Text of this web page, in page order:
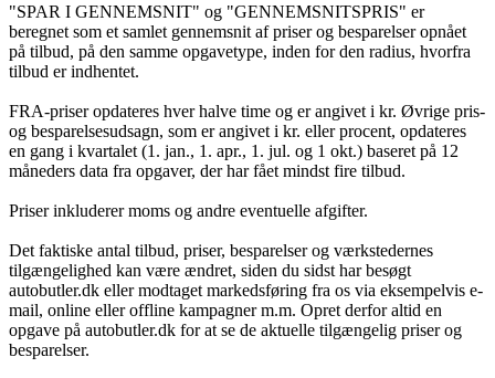
"SPAR I GENNEMSNIT" og "GENNEMSNITSPRIS" er
beregnet som et samlet gennemsnit af priser og besparelser opnået
på tilbud, på den samme opgavetype, inden for den radius, hvorfra
tilbud er indhentet.
FRA-priser opdateres hver halve time og er angivet i kr. Øvrige pris-
og besparelsesudsagn, som er angivet i kr. eller procent, opdateres
en gang i kvartalet (1. jan., 1. apr., 1. jul. og 1 okt.) baseret på 12
måneders data fra opgaver, der har fået mindst fire tilbud.
Priser inkluderer moms og andre eventuelle afgifter.
Det faktiske antal tilbud, priser, besparelser og værkstedernes
tilgængelighed kan være ændret, siden du sidst har besøgt
autobutler.dk eller modtaget markedsføring fra os via eksempelvis e-
mail, online eller offline kampagner m.m. Opret derfor altid en
opgave på autobutler.dk for at se de aktuelle tilgængelig priser og
besparelser.